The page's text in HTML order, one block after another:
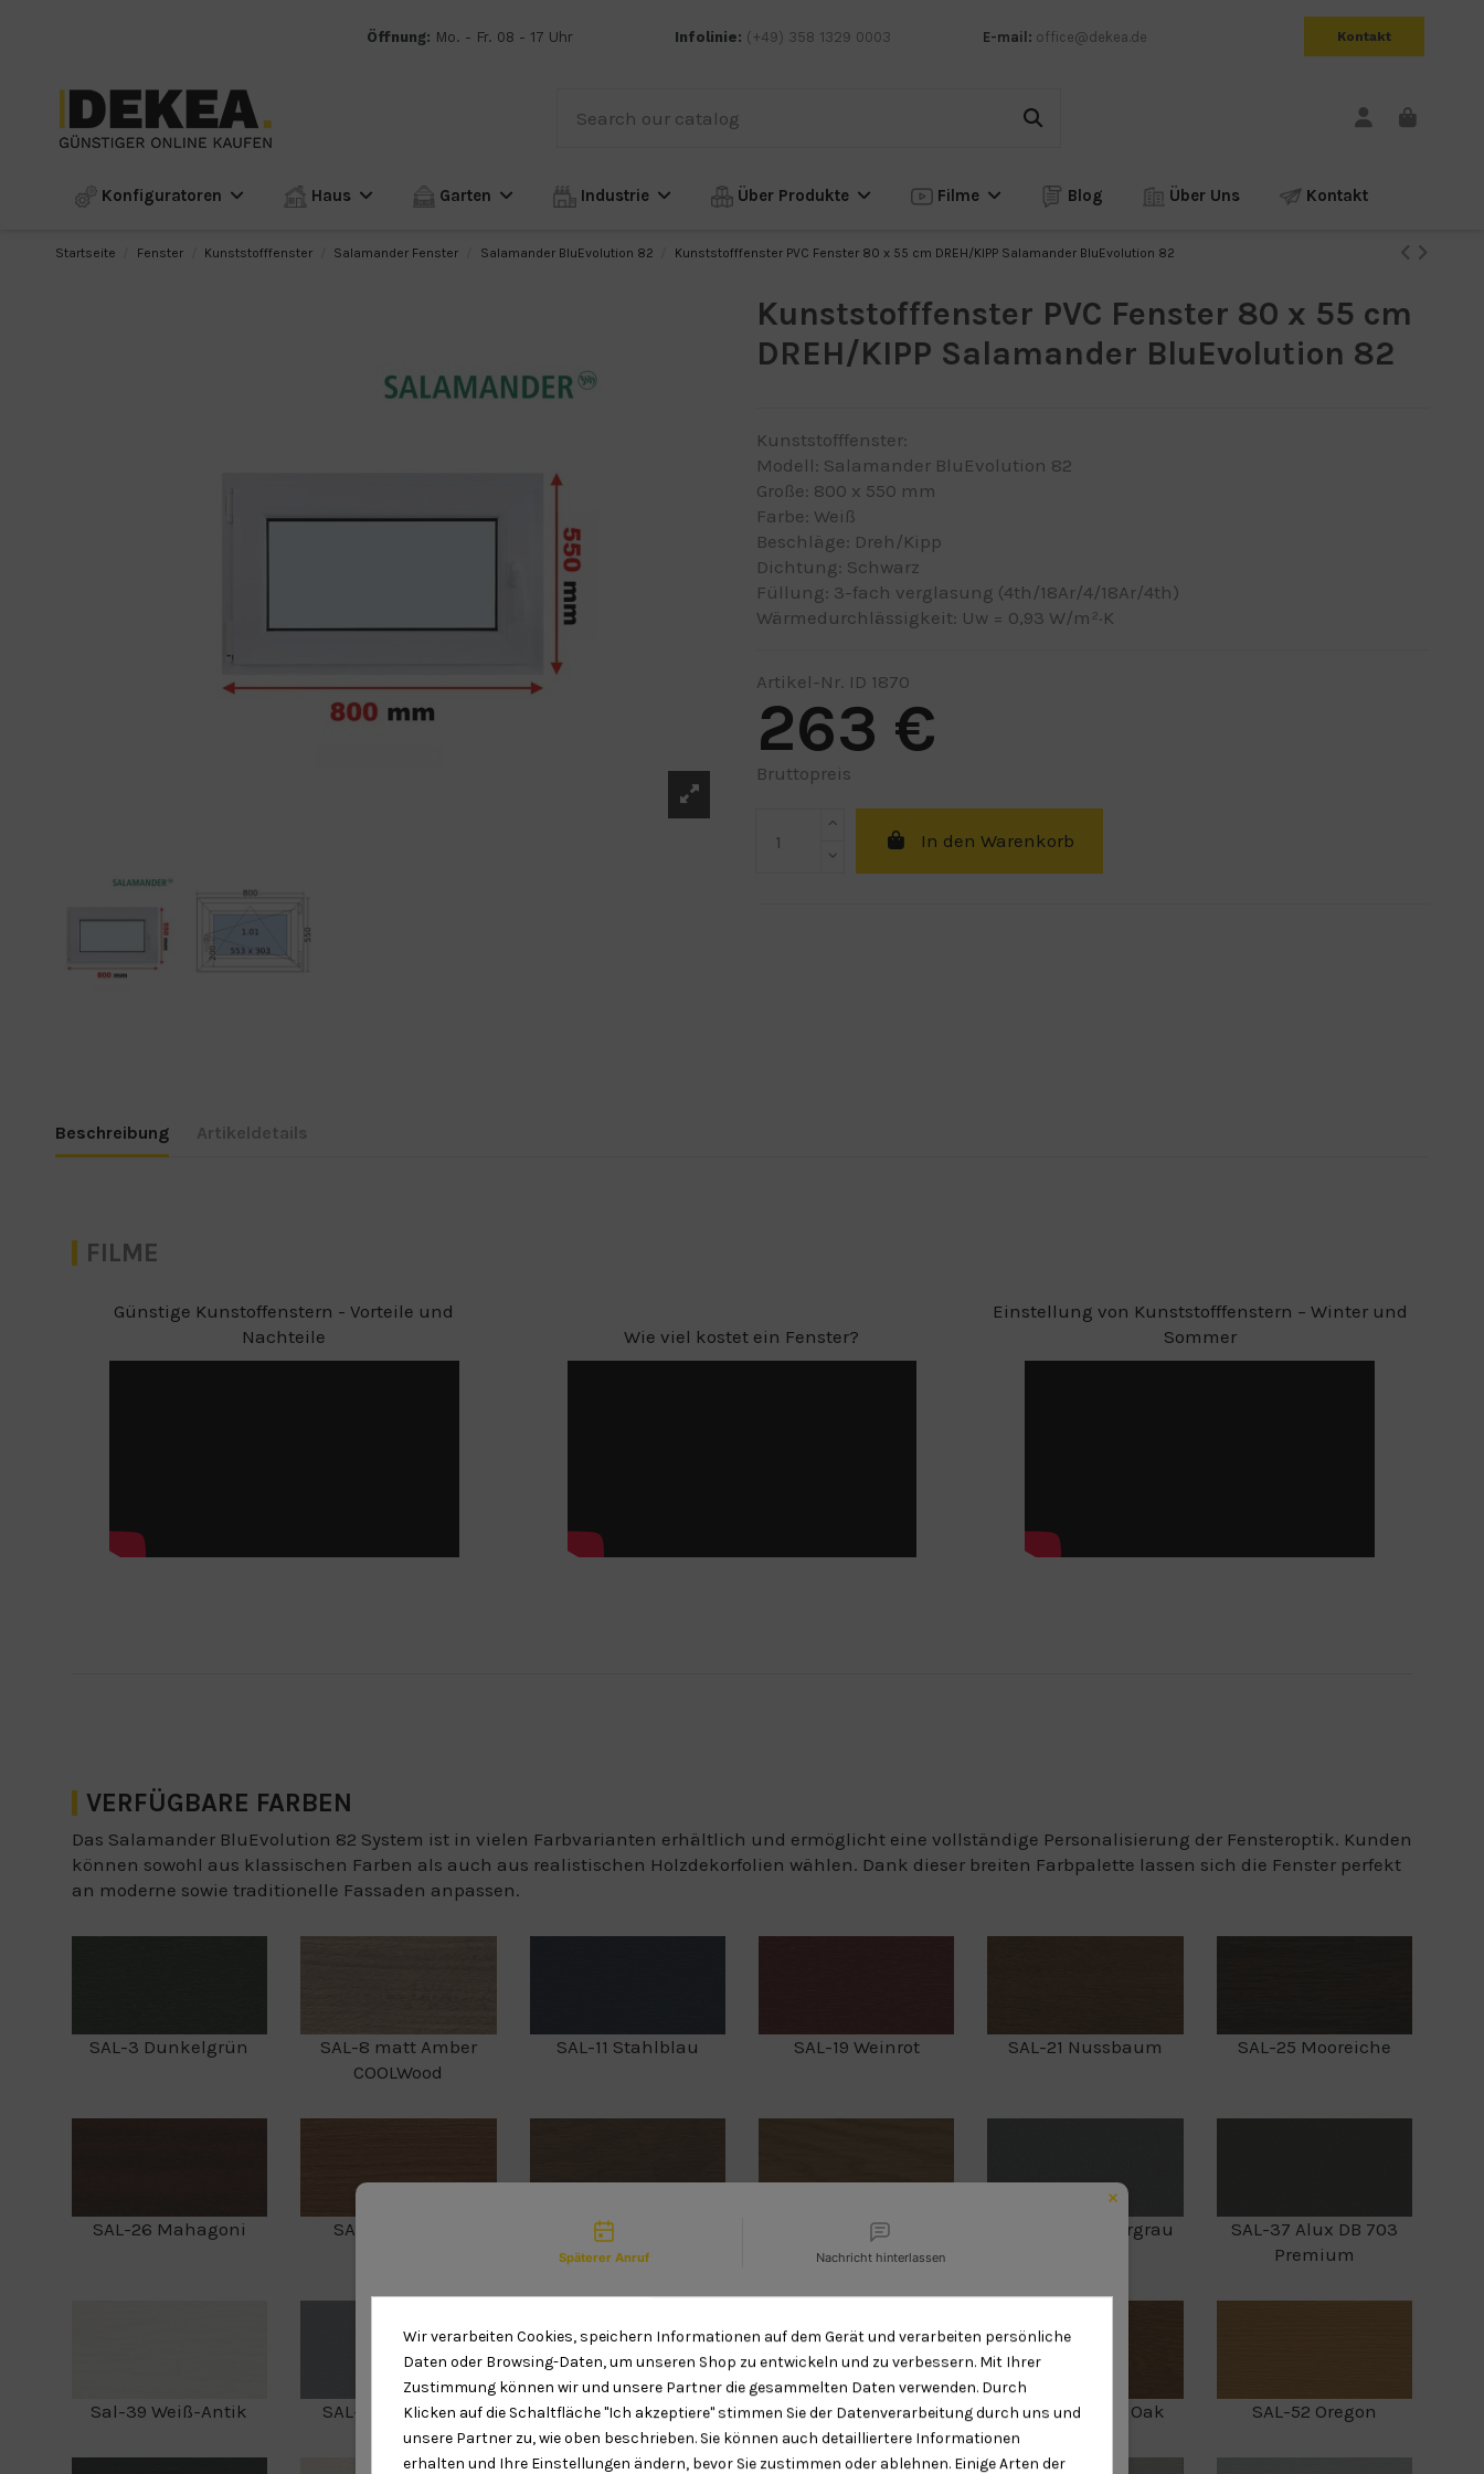
Öffnung: Mo. - Fr. 08 - 17 Uhr Infolinie: (+49) 358 1329 0003 E-mail: office@dekea.de Kontakt
Konfiguratoren Haus Garten Industrie Über Produkte Filme Blog Über Uns Kontakt
Startseite Fenster Kunststofffenster Salamander Fenster Salamander BluEvolution 82 Kunststofffenster PVC Fenster 80 x 55 cm DREH/KIPP Salamander BluEvolution 82
Kunststofffenster PVC Fenster 80 x 55 cm
DREH/KIPP Salamander BluEvolution 82
Kunststofffenster:
Modell: Salamander BluEvolution 82
Große: 800 x 550 mm
Farbe: Weiß
Beschläge: Dreh/Kipp
Dichtung: Schwarz
Füllung: 3-fach verglasung (4th/18Ar/4/18Ar/4th)
Wärmedurchlässigkeit: Uw = 0,93 W/m²·K
Artikel-Nr. ID 1870
263 €
Bruttopreis
In den Warenkorb
Beschreibung Artikeldetails
FILME
Günstige Kunstoffenstern - Vorteile und
Nachteile
Wie viel kostet ein Fenster?
Einstellung von Kunststofffenstern – Winter und
Sommer
VERFÜGBARE FARBEN
Das Salamander BluEvolution 82 System ist in vielen Farbvarianten erhältlich und ermöglicht eine vollständige Personalisierung der Fensteroptik. Kunden
können sowohl aus klassischen Farben als auch aus realistischen Holzdekorfolien wählen. Dank dieser breiten Farbpalette lassen sich die Fenster perfekt
an moderne sowie traditionelle Fassaden anpassen.
SAL-3 Dunkelgrün
SAL-8 matt Amber
COOLWood
SAL-11 Stahlblau SAL-19 Weinrot SAL-21 Nussbaum SAL-25 Mooreiche
SAL-26 Mahagoni
SAL-27 Streifen
SAL-30 matt Walnut
COOLWood
SAL-33 Nebraska -
Premium
SAL-34 Schiefergrau
SAL-37 Alux DB 703
Premium
Sal-39 Weiß-Antik SAL-42 Silver Grey SAL-43 Polareiche SAL-50 Bergkiefer SAL-51 Golden Oak SAL-52 Oregon
Wir verarbeiten Cookies, speichern Informationen auf dem Gerät und verarbeiten persönliche
Daten oder Browsing-Daten, um unseren Shop zu entwickeln und zu verbessern. Mit Ihrer
Zustimmung können wir und unsere Partner die gesammelten Daten verwenden. Durch
Klicken auf die Schaltfläche "Ich akzeptiere" stimmen Sie der Datenverarbeitung durch uns und
unsere Partner zu, wie oben beschrieben. Sie können auch detailliertere Informationen
erhalten und Ihre Einstellungen ändern, bevor Sie zustimmen oder ablehnen. Einige Arten der
Späterer Anruf Nachricht hinterlassen
Büro. Möchten Sie einen
Rückruf von uns?
Date and time slection for scheduled call
Select date